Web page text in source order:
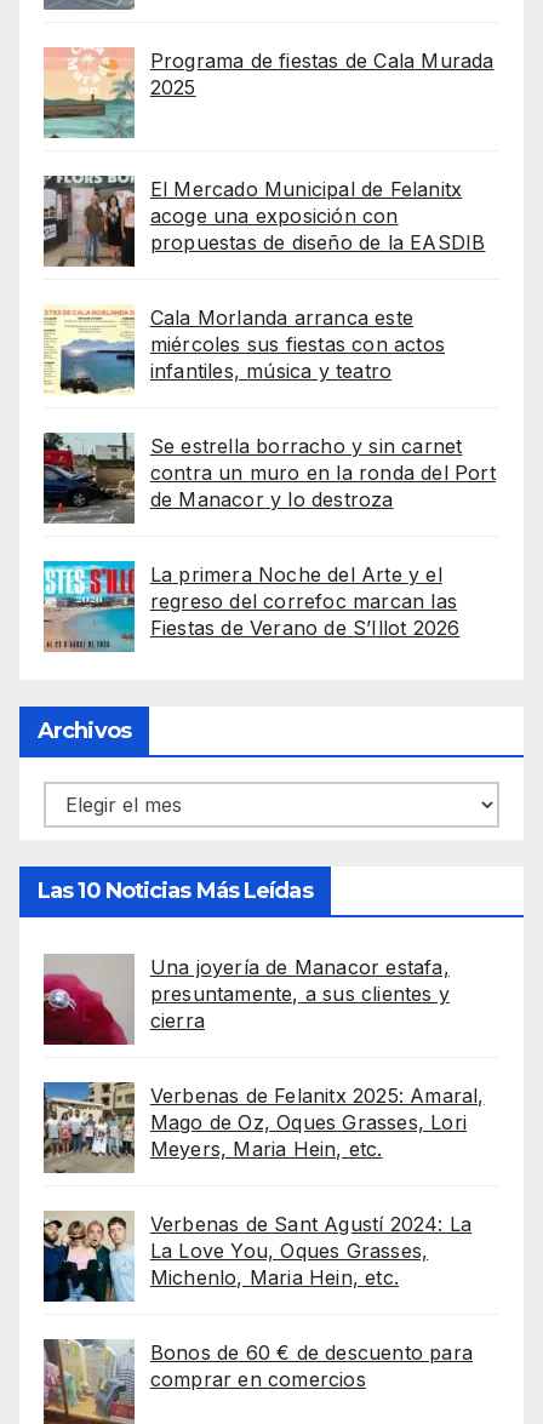
Programa de fiestas de Cala Murada
2025
El Mercado Municipal de Felanitx
acoge una exposición con
propuestas de diseño de la EASDIB
Cala Morlanda arranca este
miércoles sus fiestas con actos
infantiles, música y teatro
Se estrella borracho y sin carnet
contra un muro en la ronda del Port
de Manacor y lo destroza
La primera Noche del Arte y el
regreso del correfoc marcan las
Fiestas de Verano de S’Illot 2026
Archivos
Archivos
Las 10 Noticias Más Leídas
Una joyería de Manacor estafa,
presuntamente, a sus clientes y
cierra
Verbenas de Felanitx 2025: Amaral,
Mago de Oz, Oques Grasses, Lori
Meyers, Maria Hein, etc.
Verbenas de Sant Agustí 2024: La
La Love You, Oques Grasses,
Michenlo, Maria Hein, etc.
Bonos de 60 € de descuento para
comprar en comercios